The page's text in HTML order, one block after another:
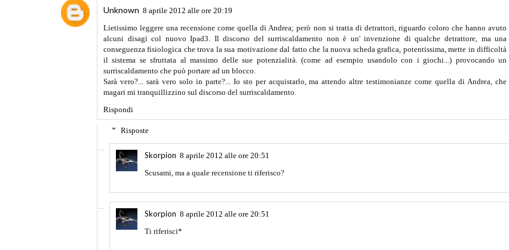
Unknown 8 aprile 2012 alle ore 20:19
Lietissimo leggere una recensione come quella di Andrea; però non si tratta di detrattori, riguardo coloro che hanno avuto
alcuni disagi col nuovo Ipad3. Il discorso del surriscaldamento non è un' invenzione di qualche detrattore, ma una
conseguenza fisiologica che trova la sua motivazione dal fatto che la nuova scheda grafica, potentissima, mette in difficoltà
il sistema se sfruttata al massimo delle sue potenzialità. (come ad esempio usandolo con i giochi...) provocando un
surriscaldamento che può portare ad un blocco.
Sarà vero?... sarà vero solo in parte?... Io sto per acquistarlo, ma attendo altre testimonianze come quella di Andrea, che
magari mi tranquillizzino sul discorso del surriscaldamento.
Rispondi
Risposte
Skorpion 8 aprile 2012 alle ore 20:51
Scusami, ma a quale recensione ti riferisco?
Skorpion 8 aprile 2012 alle ore 20:51
Ti riferisci*